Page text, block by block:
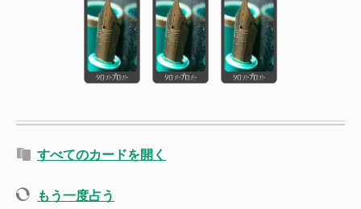
すべてのカードを開く
もう一度占う